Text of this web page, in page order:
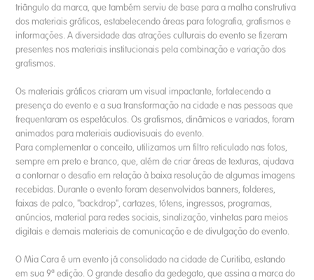
triângulo da marca, que também serviu de base para a malha construtiva
dos materiais gráficos, estabelecendo áreas para fotografia, grafismos e
informações. A diversidade das atrações culturais do evento se fizeram
presentes nos materiais institucionais pela combinação e variação dos
grafismos.
Os materiais gráficos criaram um visual impactante, fortalecendo a
presença do evento e a sua transformação na cidade e nas pessoas que
frequentaram os espetáculos. Os grafismos, dinâmicos e variados, foram
animados para materiais audiovisuais do evento.
Para complementar o conceito, utilizamos um filtro reticulado nas fotos,
sempre em preto e branco, que, além de criar áreas de texturas, ajudava
a contornar o desafio em relação à baixa resolução de algumas imagens
recebidas. Durante o evento foram desenvolvidos banners, folderes,
faixas de palco, "backdrop", cartazes, tótens, ingressos, programas,
anúncios, material para redes sociais, sinalização, vinhetas para meios
digitais e demais materiais de comunicação e de divulgação do evento.
O Mia Cara é um evento já consolidado na cidade de Curitiba, estando
em sua 9ª edição. O grande desafio da gedegato, que assina a marca do